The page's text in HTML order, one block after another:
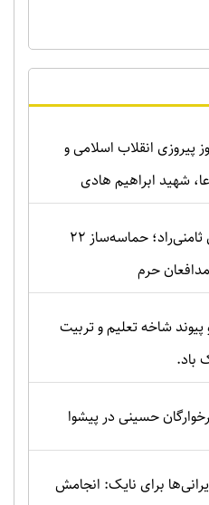
پیروزی انقلاب اسلامی و
شهید ابراهیم هادی
شهید مهدی ثامنی‌راد؛ حماسه‌ساز ۲۲
حرم
پیوند شاخه تعلیم و تربیت
باد.
حسینی در پیشوا
برای نایک: انجامش